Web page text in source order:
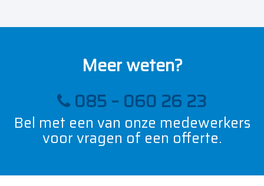
Meer weten?
085 – 060 26 23
Bel met een van onze medewerkers
voor vragen of een offerte.